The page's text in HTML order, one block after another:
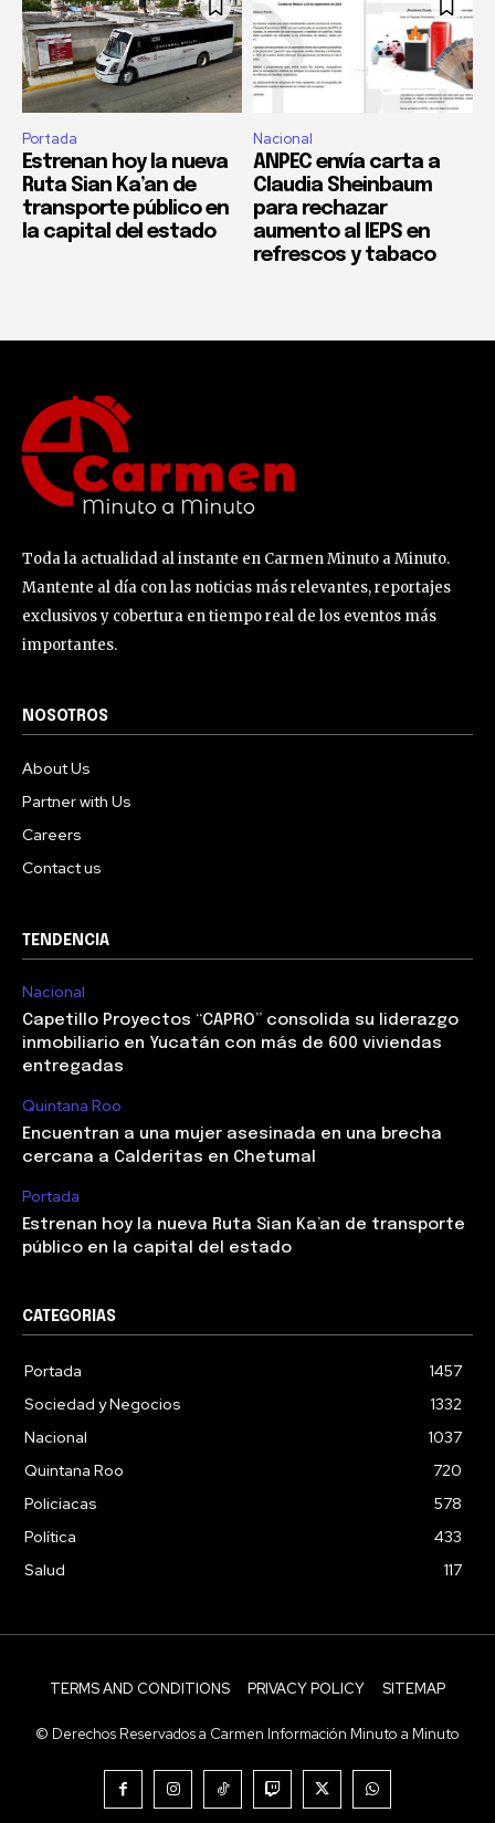
Portada
Estrenan hoy la nueva
Ruta Sian Ka’an de
transporte público en
la capital del estado
Nacional
ANPEC envía carta a
Claudia Sheinbaum
para rechazar
aumento al IEPS en
refrescos y tabaco
Toda la actualidad al instante en Carmen Minuto a Minuto.
Mantente al día con las noticias más relevantes, reportajes
exclusivos y cobertura en tiempo real de los eventos más
importantes.
NOSOTROS
About Us
Partner with Us
Careers
Contact us
TENDENCIA
Nacional
Capetillo Proyectos “CAPRO” consolida su liderazgo
inmobiliario en Yucatán con más de 600 viviendas
entregadas
Quintana Roo
Encuentran a una mujer asesinada en una brecha
cercana a Calderitas en Chetumal
Portada
Estrenan hoy la nueva Ruta Sian Ka’an de transporte
público en la capital del estado
CATEGORIAS
Portada
1457
Sociedad y Negocios
1332
Nacional
1037
Quintana Roo
720
Policiacas
578
Política
433
Salud
117
TERMS AND CONDITIONS PRIVACY POLICY SITEMAP
© Derechos Reservados a Carmen Información Minuto a Minuto